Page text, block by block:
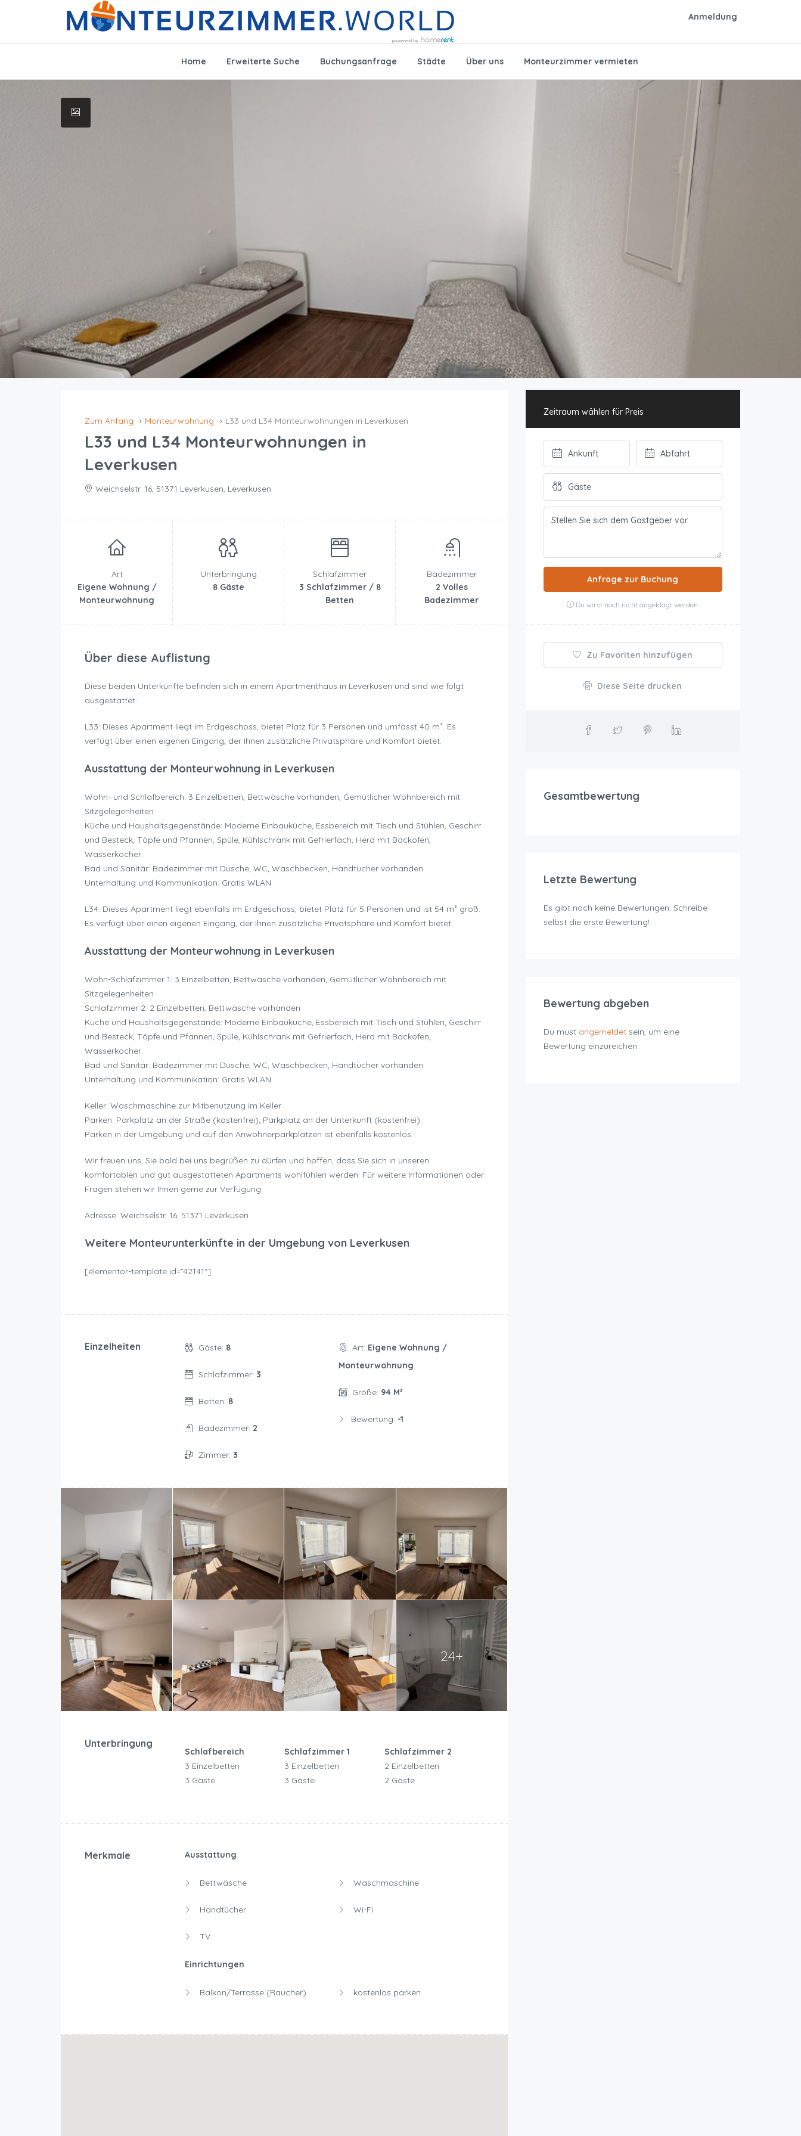
Anmeldung
Home Erweiterte Suche Buchungsanfrage Städte Über uns Monteurzimmer vermieten
Zum Anfang Monteurwohnung L33 und L34 Monteurwohnungen in Leverkusen
L33 und L34 Monteurwohnungen in
Leverkusen
Weichselstr. 16, 51371 Leverkusen, Leverkusen
Art
Eigene Wohnung /
Monteurwohnung
Unterbringung
8 Gäste
Schlafzimmer
3 Schlafzimmer / 8
Betten
Badezimmer
2 Volles
Badezimmer
Über diese Auflistung
Diese beiden Unterkünfte befinden sich in einem Apartmenthaus in Leverkusen und sind wie folgt
ausgestattet:
L33: Dieses Apartment liegt im Erdgeschoss, bietet Platz für 3 Personen und umfasst 40 m². Es
verfügt über einen eigenen Eingang, der Ihnen zusätzliche Privatsphäre und Komfort bietet.
Ausstattung der Monteurwohnung in Leverkusen
Wohn- und Schlafbereich: 3 Einzelbetten, Bettwäsche vorhanden, Gemütlicher Wohnbereich mit
Sitzgelegenheiten
Küche und Haushaltsgegenstände: Moderne Einbauküche, Essbereich mit Tisch und Stühlen, Geschirr
und Besteck, Töpfe und Pfannen, Spüle, Kühlschrank mit Gefrierfach, Herd mit Backofen,
Wasserkocher
Bad und Sanitär: Badezimmer mit Dusche, WC, Waschbecken, Handtücher vorhanden
Unterhaltung und Kommunikation: Gratis WLAN
L34: Dieses Apartment liegt ebenfalls im Erdgeschoss, bietet Platz für 5 Personen und ist 54 m² groß.
Es verfügt über einen eigenen Eingang, der Ihnen zusätzliche Privatsphäre und Komfort bietet.
Ausstattung der Monteurwohnung in Leverkusen
Wohn-Schlafzimmer 1: 3 Einzelbetten, Bettwäsche vorhanden, Gemütlicher Wohnbereich mit
Sitzgelegenheiten
Schlafzimmer 2: 2 Einzelbetten, Bettwäsche vorhanden
Küche und Haushaltsgegenstände: Moderne Einbauküche, Essbereich mit Tisch und Stühlen, Geschirr
und Besteck, Töpfe und Pfannen, Spüle, Kühlschrank mit Gefrierfach, Herd mit Backofen,
Wasserkocher
Bad und Sanitär: Badezimmer mit Dusche, WC, Waschbecken, Handtücher vorhanden
Unterhaltung und Kommunikation: Gratis WLAN
Keller: Waschmaschine zur Mitbenutzung im Keller
Parken: Parkplatz an der Straße (kostenfrei); Parkplatz an der Unterkunft (kostenfrei)
Parken in der Umgebung und auf den Anwohnerparkplätzen ist ebenfalls kostenlos.
Wir freuen uns, Sie bald bei uns begrüßen zu dürfen und hoffen, dass Sie sich in unseren
komfortablen und gut ausgestatteten Apartments wohlfühlen werden. Für weitere Informationen oder
Fragen stehen wir Ihnen gerne zur Verfügung.
Adresse: Weichselstr. 16, 51371 Leverkusen
Weitere Monteurunterkünfte in der Umgebung von Leverkusen
[elementor-template id=”42141″]
Einzelheiten Gäste: 8
Schlafzimmer: 3
Betten: 8
Badezimmer: 2
Zimmer: 3
Art: Eigene Wohnung /
Monteurwohnung
Größe: 94 M²
Bewertung: -1
24+
Unterbringung
Schlafbereich
3 Einzelbetten
3 Gäste
Schlafzimmer 1
3 Einzelbetten
3 Gäste
Schlafzimmer 2
2 Einzelbetten
2 Gäste
Merkmale Ausstattung
Bettwäsche
Handtücher
TV
Waschmaschine
Wi-Fi
Einrichtungen
Balkon/Terrasse (Raucher) kostenlos parken
Zeitraum wählen für Preis
Anfrage zur Buchung
Du wirst noch nicht angeklagt werden.
Zu Favoriten hinzufügen
Diese Seite drucken
Gesamtbewertung
Letzte Bewertung
Es gibt noch keine Bewertungen. Schreibe
selbst die erste Bewertung!
Bewertung abgeben
Du must angemeldet sein, um eine
Bewertung einzureichen.